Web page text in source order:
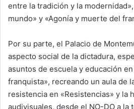
entre la tradición y la
mundo» y «Agonía y muerte del
Por su parte, el Palacio de
aspecto social de la dictadura,
asuntos de escuela y educación
franquista», recreando un aula de
resistencia en «Resistencias» y la
audivisuales, desde el NO-DO a la